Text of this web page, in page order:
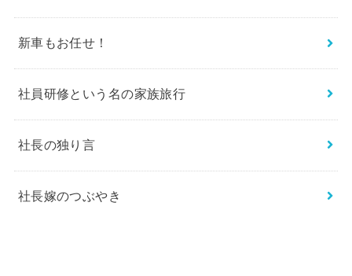
新車もお任せ！
社員研修という名の家族旅行
社長の独り言
社長嫁のつぶやき